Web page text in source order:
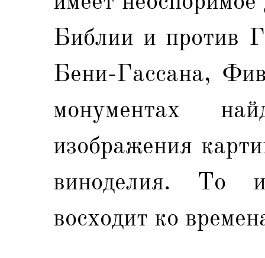
Библии и против
Бени-Гассана,
монументах
изображения
виноделия. То
восходит ко